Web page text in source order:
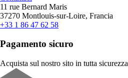
11 rue Bernard Maris
37270 Montlouis-sur-Loire, Francia
+33 1 86 47 62 58
Pagamento sicuro
Acquista sul nostro sito in tutta sicurezza